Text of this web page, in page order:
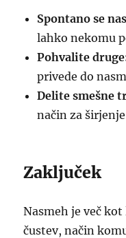
Spontano se
lahko nekomu
Pohvalite
privede do
Delite smešne
način za
Zaključek
Nasmeh je več
čustev, način